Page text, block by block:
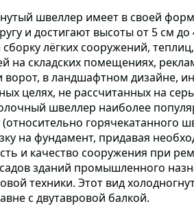
швеллер имеет в своей
и достигают высоты от 5 см
лёгких сооружений,
на складских помещениях,
ворот, в ландшафтном дизайне,
целях, не рассчитанных на
швеллер наиболее
горячекатанного
на фундамент, придавая
и качество сооружения при
зданий промышленного
техники. Этот вид
с двутавровой балкой.